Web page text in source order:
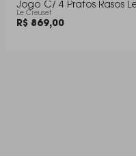
Jogo C/ 4 Pratos Rasos
Le Creuset
R$ 869,00